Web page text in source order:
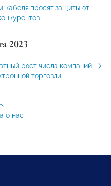
кабеля просят защиты от
2023
рост числа компаний
торговли
о нас